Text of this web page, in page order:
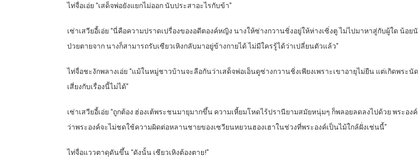
ไท่จื่อเอ่ย “เสด็จพ่อยังแยกไม่ออก นับประสาอะไรกับข้า”
เซ่าเสวียอี้เอ่ย “นี่คือความปราดเปรื่องของอดีตองค์หญิง นางให้ซ่างกวานชิ่งอยู่ให้ห่างเซิ่งตู ไม่ไปมาหาสู่กับผู้ใด น้
ป่วยตายจาก นางก็สามารถรับเซียวเหิงกลับมาอยู่ข้างกายได้ ไม่มีใครรู้ได้ว่าเปลี่ยนตัวแล้ว”
ไท่จื่อชะงักพลางเอ่ย “แม้ในหมู่ชาวบ้านจะลือกันว่าเสด็จพ่อเอ็นดูซ่างกวานชิ่งเพียงเพราะเขาอายุไม่ยืน แต่เกิดพระนั
เสี่ยงกับเรื่องนี้ไม่ได้”
เซ่าเสวียอี้เอ่ย “ถูกต้อง ฮ่องเต้พระชนมายุมากขึ้น ความเหี้ยมโหดไร้ปรานียามสมัยหนุ่มๆ ก็พลอยลดลงไปด้วย พระอ
ว่าพระองค์จะไม่ชดใช้ความผิดต่อหลานชายของเซวียนหยวนฮองเฮาในช่วงที่พระองค์เป็นไม้ใกล้ฝั่งเช่นนี้”
ไท่จื่อแววตาดุดันขึ้น “ดังนั้น เซียวเหิงต้องตาย!”